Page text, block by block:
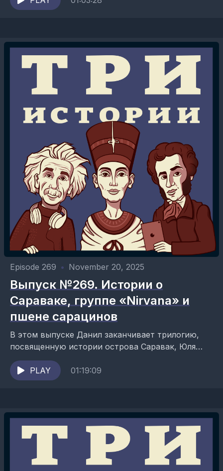
Ивановиче Юркевиче, создателе лайнера
Episode 269 • November 20, 2025
Выпуск №269. Истории о
Сараваке, группе «Nirvana» и
пшене сарацинов
В этом выпуске Данил заканчивает трилогию,
посвященную истории острова Саравак, Юля
говорит о группе «Nirvana» и её лидере, а Саша
вещает о гречке. Ведущие...
PLAY 01:19:09